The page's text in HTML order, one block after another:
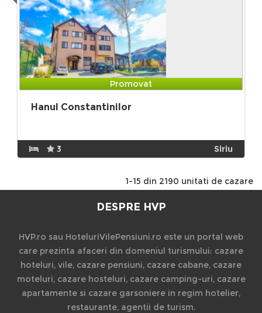
Promovat
Hanul Constantinilor
3 Siriu
1-15 din 2190 unitati de cazare
DESPRE HVP
HVP.ro sau HoteluriVilePensiuni.ro este un portal web
care prezinta afaceri din domeniul turismului: cazare
hoteluri, vile, cazare pensiuni, cazare cabane, cazare
moteluri, cazare hosteluri, cazare camping-uri, cazare
apartamente si cazare garsoniere in regim hotelier,
restaurante, agentii de turism.